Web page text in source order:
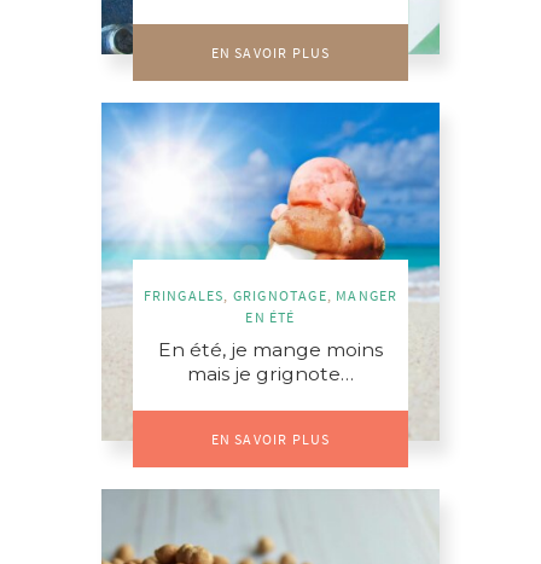
EN SAVOIR PLUS
FRINGALES GRIGNOTAGE MANGER
EN ÉTÉ
En été, je mange moins
mais je grignote…
EN SAVOIR PLUS